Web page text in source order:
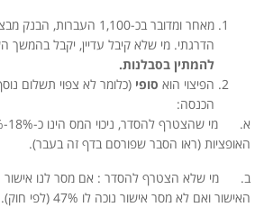
מאחר ומדובר בכ-1,100
הדרגתי. מי שלא קיבל עדיין, יקבל בהמשך
להמתין בסבלנות.
הפיצוי הוא סופי (כלומר לא צפוי תשלום
הכנסה:
האופציות (ראו הסבר שפורסם בדף זה בעבר).
ב. מי שלא הצטרף להסדר : אם מסר לנו אישור
האישור ואם לא מסר אישור נוכה לו 47% (לפי חוק).